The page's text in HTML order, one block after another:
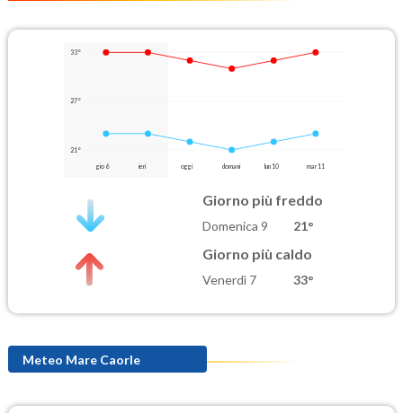
33°
27°
21°
gio 6 ieri oggi domani lun 10 mar 11
Giorno più freddo
Domenica 9 21°
Giorno più caldo
Venerdì 7 33°
Meteo Mare Caorle